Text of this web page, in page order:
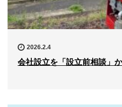
2026.2.4
会社設立を「設立前相談」